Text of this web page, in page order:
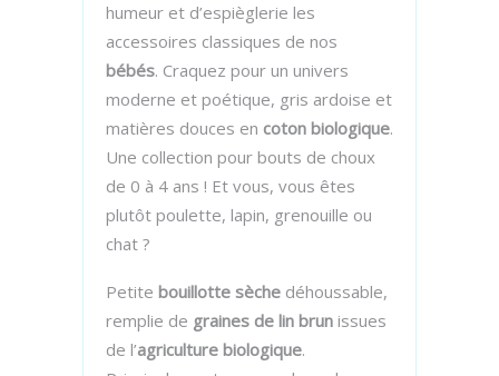
humeur et d’espièglerie les
accessoires classiques de nos
bébés. Craquez pour un univers
moderne et poétique, gris ardoise et
matières douces en coton biologique.
Une collection pour bouts de choux
de 0 à 4 ans ! Et vous, vous êtes
plutôt poulette, lapin, grenouille ou
chat ?
Petite bouillotte sèche déhoussable,
remplie de graines de lin brun issues
de l’agriculture biologique.